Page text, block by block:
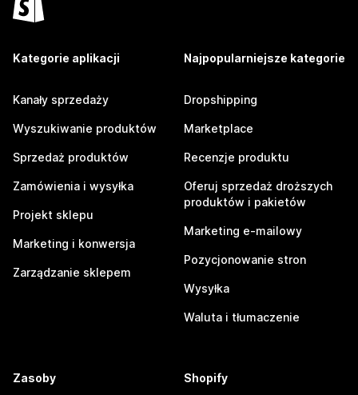
Kategorie aplikacji
Kanały sprzedaży
Wyszukiwanie produktów
Sprzedaż produktów
Zamówienia i wysyłka
Projekt sklepu
Marketing i konwersja
Zarządzanie sklepem
Najpopularniejsze kategorie
Dropshipping
Marketplace
Recenzje produktu
Oferuj sprzedaż droższych
produktów i pakietów
Marketing e-mailowy
Pozycjonowanie stron
Wysyłka
Waluta i tłumaczenie
Zasoby Shopify